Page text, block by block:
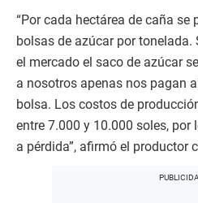
“Por cada hectárea de caña se
bolsas de azúcar por tonelada.
el mercado el saco de azúcar
a nosotros apenas nos pagan
bolsa. Los costos de
entre 7.000 y 10.000 soles,
a pérdida”, afirmó el productor